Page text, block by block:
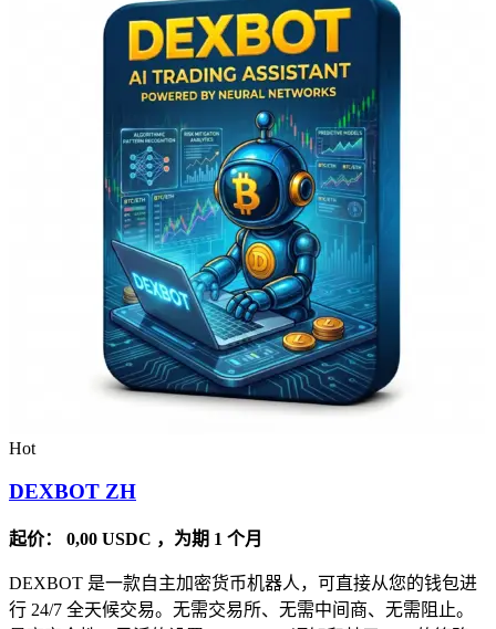
Hot
DEXBOT ZH
起价： 0,00 USDC ，为期 1 个月
DEXBOT 是一款自主加密货币机器人，可直接从您的钱包进
行 24/7 全天候交易。无需交易所、无需中间商、无需阻止。